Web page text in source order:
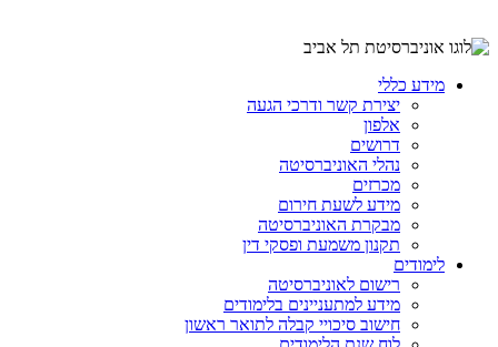
מידע כללי
יצירת קשר ודרכי הגעה
אלפון
דרושים
נהלי האוניברסיטה
מכרזים
מידע לשעת חירום
מבקרת האוניברסיטה
תקנון משמעת ופסקי דין
לימודים
רישום לאוניברסיטה
מידע למתעניינים בלימודים
חישוב סיכויי קבלה לתואר ראשון